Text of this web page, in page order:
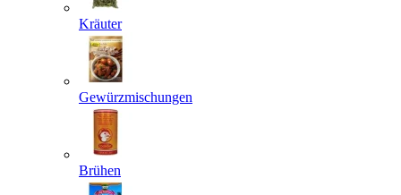
Kräuter
Gewürzmischungen
Brühen